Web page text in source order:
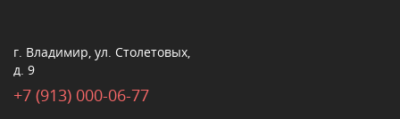
г. Владимир, ул. Столетовых,
д. 9
+7 (913) 000-06-77